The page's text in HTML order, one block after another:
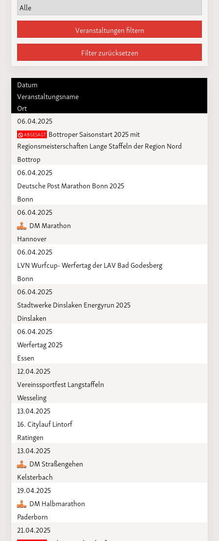
Veranstaltungen filtern
Filter zurücksetzen
Datum
Veranstaltungsname
Ort
06.04.2025
ABGESAGTBottroper Saisonstart 2025 mit
Regionsmeisterschaften Lange Staffeln der Region Nord
Bottrop
06.04.2025
Deutsche Post Marathon Bonn 2025
Bonn
06.04.2025
DM Marathon
Hannover
06.04.2025
LVN Wurfcup- Werfertag der LAV Bad Godesberg
Bonn
06.04.2025
Stadtwerke Dinslaken Energyrun 2025
Dinslaken
06.04.2025
Werfertag 2025
Essen
12.04.2025
Vereinssportfest Langstaffeln
Wesseling
13.04.2025
16. Citylauf Lintorf
Ratingen
13.04.2025
DM Straßengehen
Kelsterbach
19.04.2025
DM Halbmarathon
Paderborn
21.04.2025